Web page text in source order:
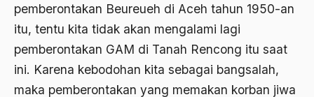
pemberontakan Beureueh di Aceh tahun 1950-an
itu, tentu kita tidak akan mengalami lagi
pemberontakan GAM di Tanah Rencong itu saat
ini. Karena kebodohan kita sebagai bangsalah,
maka pemberontakan yang memakan korban jiwa
Al-Ikhwanu Al-Muslimun
Al-Ikhwanul Muslimin